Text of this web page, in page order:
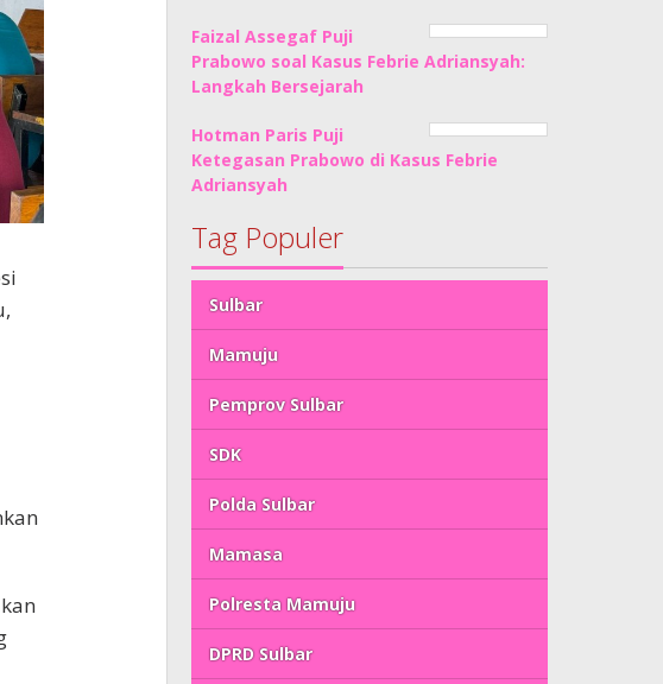
Faizal Assegaf Puji
Prabowo soal Kasus Febrie Adriansyah:
Langkah Bersejarah
Hotman Paris Puji
Ketegasan Prabowo di Kasus Febrie
Adriansyah
Tag Populer
Sulbar
Mamuju
Pemprov Sulbar
SDK
Polda Sulbar
Mamasa
Polresta Mamuju
DPRD Sulbar